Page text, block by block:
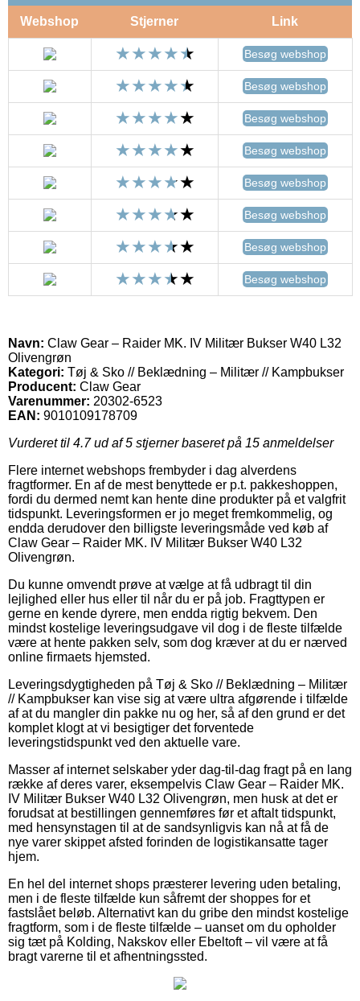
Webshop Stjerner Link
Besøg webshop
Besøg webshop
Besøg webshop
Besøg webshop
Besøg webshop
Besøg webshop
Besøg webshop
Besøg webshop
Navn: Claw Gear – Raider MK. IV Militær Bukser W40 L32
Olivengrøn
Kategori: Tøj & Sko // Beklædning – Militær // Kampbukser
Producent: Claw Gear
Varenummer: 20302-6523
EAN: 9010109178709
Vurderet til 4.7ud af 5 stjerner baseret på 15 anmeldelser
Flere internet webshops frembyder i dag alverdens
fragtformer. En af de mest benyttede er p.t. pakkeshoppen,
fordi du dermed nemt kan hente dine produkter på et valgfrit
tidspunkt. Leveringsformen er jo meget fremkommelig, og
endda derudover den billigste leveringsmåde ved køb af
Claw Gear – Raider MK. IV Militær Bukser W40 L32
Olivengrøn.
Du kunne omvendt prøve at vælge at få udbragt til din
lejlighed eller hus eller til når du er på job. Fragttypen er
gerne en kende dyrere, men endda rigtig bekvem. Den
mindst kostelige leveringsudgave vil dog i de fleste tilfælde
være at hente pakken selv, som dog kræver at du er nærved
online firmaets hjemsted.
Leveringsdygtigheden på Tøj & Sko // Beklædning – Militær
// Kampbukser kan vise sig at være ultra afgørende i tilfælde
af at du mangler din pakke nu og her, så af den grund er det
komplet klogt at vi besigtiger det forventede
leveringstidspunkt ved den aktuelle vare.
Masser af internet selskaber yder dag-til-dag fragt på en lang
række af deres varer, eksempelvis Claw Gear – Raider MK.
IV Militær Bukser W40 L32 Olivengrøn, men husk at det er
forudsat at bestillingen gennemføres før et aftalt tidspunkt,
med hensynstagen til at de sandsynligvis kan nå at få de
nye varer skippet afsted forinden de logistikansatte tager
hjem.
En hel del internet shops præsterer levering uden betaling,
men i de fleste tilfælde kun såfremt der shoppes for et
fastslået beløb. Alternativt kan du gribe den mindst kostelige
fragtform, som i de fleste tilfælde – uanset om du opholder
sig tæt på Kolding, Nakskov eller Ebeltoft – vil være at få
bragt varerne til et afhentningssted.